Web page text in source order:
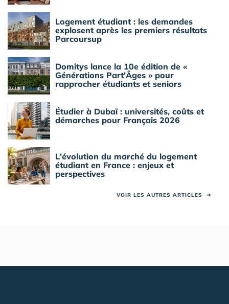
Logement étudiant : les demandes
explosent après les premiers résultats
Parcoursup
Domitys lance la 10e édition de «
Générations Part'Âges » pour
rapprocher étudiants et seniors
Étudier à Dubaï : universités, coûts et
démarches pour Français 2026
L'évolution du marché du logement
étudiant en France : enjeux et
perspectives
VOIR LES AUTRES ARTICLES ➜